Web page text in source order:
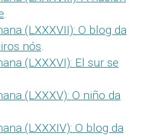
.
(LXXXVII): O blog da
nós.
(LXXXVI): El sur se
(LXXXV): O niño da
(LXXXIV): O blog da